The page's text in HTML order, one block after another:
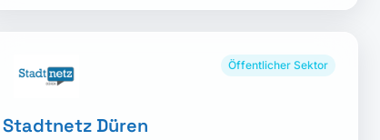
Öffentlicher Sektor
Stadtnetz Düren